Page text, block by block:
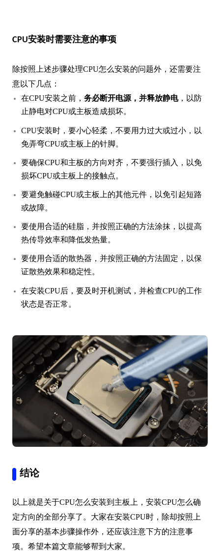
CPU安装时需要注意的事项
除按照上述步骤处理CPU怎么安装的问题外，还需要注
意以下几点：
在CPU安装之前， 务必断开电源，并释放静电，以防
止静电对CPU或主板造成损坏。
CPU安装时，要小心轻柔，不要用力过大或过小，以
免弄弯CPU或主板上的针脚。
要确保CPU和主板的方向对齐，不要强行插入，以免
损坏CPU或主板上的接触点。
要避免触碰CPU或主板上的其他元件，以免引起短路
或故障。
要使用合适的硅脂，并按照正确的方法涂抹，以提高
热传导效率和降低发热量。
要使用合适的散热器，并按照正确的方法固定，以保
证散热效果和稳定性。
在安装CPU后，要及时开机测试，并检查CPU的工作
状态是否正常。
结论
以上就是关于CPU怎么安装到主板上，安装CPU怎么确
定方向的全部分享了。大家在安装CPU时，除却按照上
面分享的基本步骤操作外，还应该注意下方的注意事
项。希望本篇文章能够帮到大家。